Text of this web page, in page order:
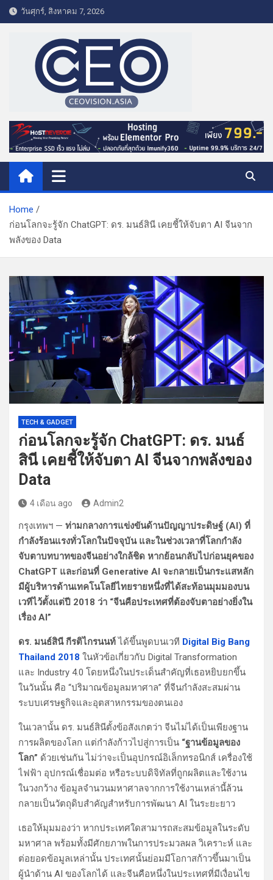
k
e
t
วันศุกร์, สิงหาคม 7, 2026
CEO VISION.ASIA
Business & Lifestyle
Home
ก่อนโลกจะรู้จัก ChatGPT: ดร. มนธ์สินี เคยชี้ให้จับตา AI จีนจาก
พลังของ Data
TECH & GADGET
ก่อนโลกจะรู้จัก ChatGPT: ดร. มนธ์
สินี เคยชี้ให้จับตา AI จีนจากพลังของ
Data
4 เดือน ago Admin2
กรุงเทพฯ — ท่ามกลางการแข่งขันด้านปัญญาประดิษฐ์ (AI) ที่
กำลังร้อนแรงทั่วโลกในปัจจุบัน และในช่วงเวลาที่โลกกำลัง
จับตาบทบาทของจีนอย่างใกล้ชิด หากย้อนกลับไปก่อนยุคของ
ChatGPT และก่อนที่ Generative AI จะกลายเป็นกระแสหลัก
มีผู้บริหารด้านเทคโนโลยีไทยรายหนึ่งที่ได้สะท้อนมุมมองบน
เวทีไว้ตั้งแต่ปี 2018 ว่า “จีนคือประเทศที่ต้องจับตาอย่างยิ่งใน
เรื่อง AI”
ดร. มนธ์สินี กีรติไกรนนท์ได้ขึ้นพูดบนเวที Digital Big Bang
Thailand 2018 ในหัวข้อเกี่ยวกับ Digital Transformation
และ Industry 4.0 โดยหนึ่งในประเด็นสำคัญที่เธอหยิบยกขึ้น
ในวันนั้น คือ “ปริมาณข้อมูลมหาศาล” ที่จีนกำลังสะสมผ่าน
ระบบเศรษฐกิจและอุตสาหกรรมของตนเอง
ในเวลานั้น ดร. มนธ์สินีตั้งข้อสังเกตว่า จีนไม่ได้เป็นเพียงฐาน
การผลิตของโลก แต่กำลังก้าวไปสู่การเป็น “ฐานข้อมูลของ
โลก” ด้วยเช่นกัน ไม่ว่าจะเป็นอุปกรณ์อิเล็กทรอนิกส์ เครื่องใช้
ไฟฟ้า อุปกรณ์เชื่อมต่อ หรือระบบดิจิทัลที่ถูกผลิตและใช้งาน
ในวงกว้าง ข้อมูลจำนวนมหาศาลจากการใช้งานเหล่านี้ล้วน
กลายเป็นวัตถุดิบสำคัญสำหรับการพัฒนา AI ในระยะยาว
เธอให้มุมมองว่า หากประเทศใดสามารถสะสมข้อมูลในระดับ
มหาศาล พร้อมทั้งมีศักยภาพในการประมวลผล วิเคราะห์ และ
ต่อยอดข้อมูลเหล่านั้น ประเทศนั้นย่อมมีโอกาสก้าวขึ้นมาเป็น
ผู้นำด้าน AI ของโลกได้ และจีนคือหนึ่งในประเทศที่มีเงื่อนไข